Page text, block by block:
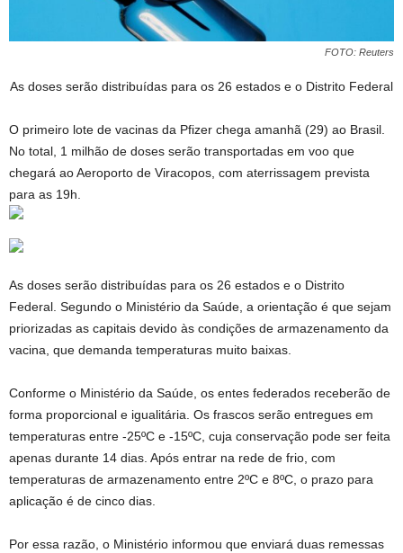
FOTO: Reuters
As doses serão distribuídas para os 26 estados e o Distrito Federal
O primeiro lote de vacinas da Pfizer chega amanhã (29) ao Brasil.
No total, 1 milhão de doses serão transportadas em voo que
chegará ao Aeroporto de Viracopos, com aterrissagem prevista
para as 19h.
As doses serão distribuídas para os 26 estados e o Distrito
Federal. Segundo o Ministério da Saúde, a orientação é que sejam
priorizadas as capitais devido às condições de armazenamento da
vacina, que demanda temperaturas muito baixas.
Conforme o Ministério da Saúde, os entes federados receberão de
forma proporcional e igualitária. Os frascos serão entregues em
temperaturas entre -25ºC e -15ºC, cuja conservação pode ser feita
apenas durante 14 dias. Após entrar na rede de frio, com
temperaturas de armazenamento entre 2ºC e 8ºC, o prazo para
aplicação é de cinco dias.
Por essa razão, o Ministério informou que enviará duas remessas